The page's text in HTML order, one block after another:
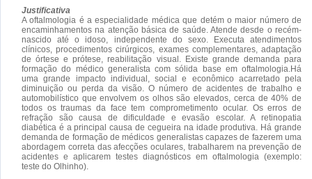
Justificativa
A oftalmologia é a especialidade médica que detém o maior número de
encaminhamentos na atenção básica de saúde. Atende desde o recém-
nascido até o idoso, independente do sexo. Executa atendimentos
clínicos, procedimentos cirúrgicos, exames complementares, adaptação
de órtese e prótese, reabilitação visual. Existe grande demanda para
formação do médico generalista com sólida base em oftalmologia.Há
uma grande impacto individual, social e econômico acarretado pela
diminuição ou perda da visão. O número de acidentes de trabalho e
automobilístico que envolvem os olhos são elevados, cerca de 40% de
todos os traumas da face tem comprometimento ocular. Os erros de
refração são causa de dificuldade e evasão escolar. A retinopatia
diabética é a principal causa de cegueira na idade produtiva. Há grande
demanda de formação de médicos generalistas capazes de fazerem uma
abordagem correta das afecções oculares, trabalharem na prevenção de
acidentes e aplicarem testes diagnósticos em oftalmologia (exemplo:
teste do Olhinho).